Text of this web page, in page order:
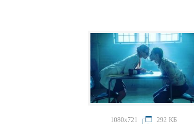
1080x721 292 КБ